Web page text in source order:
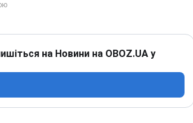
на Новини на OBOZ.UA у